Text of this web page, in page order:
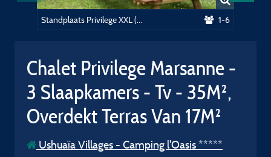
1-6
Chalet Privilege Marsanne -
3 Slaapkamers - Tv - 35M²,
Overdekt Terras Van 17M²
Ushuaïa Villages - Camping l'Oasis *****